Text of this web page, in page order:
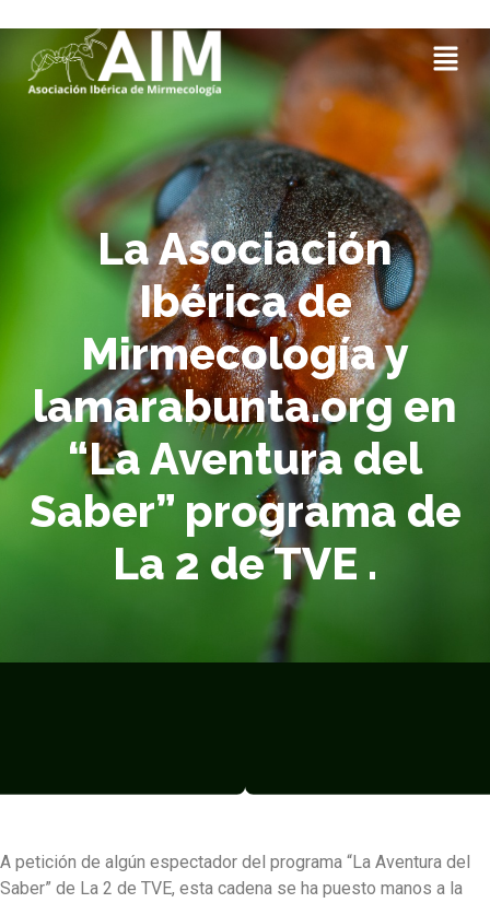
La Asociación
Ibérica de
Mirmecología y
lamarabunta.org en
“La Aventura del
Saber” programa de
La 2 de TVE .
A petición de algún espectador del programa “La Aventura del
Saber” de La 2 de TVE, esta cadena se ha puesto manos a la